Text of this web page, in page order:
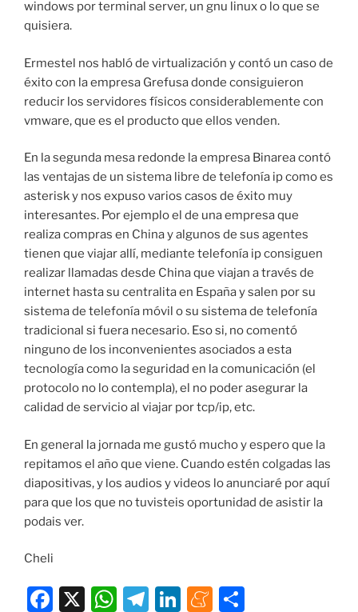
windows por terminal server, un gnu linux o lo que se
quisiera.
Ermestel nos habló de virtualización y contó un caso de
éxito con la empresa Grefusa donde consiguieron
reducir los servidores físicos considerablemente con
vmware, que es el producto que ellos venden.
En la segunda mesa redonde la empresa Binarea contó
las ventajas de un sistema libre de telefonía ip como es
asterisk y nos expuso varios casos de éxito muy
interesantes. Por ejemplo el de una empresa que
realiza compras en China y algunos de sus agentes
tienen que viajar allí, mediante telefonía ip consiguen
realizar llamadas desde China que viajan a través de
internet hasta su centralita en España y salen por su
sistema de telefonía móvil o su sistema de telefonía
tradicional si fuera necesario. Eso si, no comentó
ninguno de los inconvenientes asociados a esta
tecnología como la seguridad en la comunicación (el
protocolo no lo contempla), el no poder asegurar la
calidad de servicio al viajar por tcp/ip, etc.
En general la jornada me gustó mucho y espero que la
repitamos el año que viene. Cuando estén colgadas las
diapositivas, y los audios y videos lo anunciaré por aquí
para que los que no tuvisteis oportunidad de asistir la
podais ver.
Cheli
F
X
W T
Li M